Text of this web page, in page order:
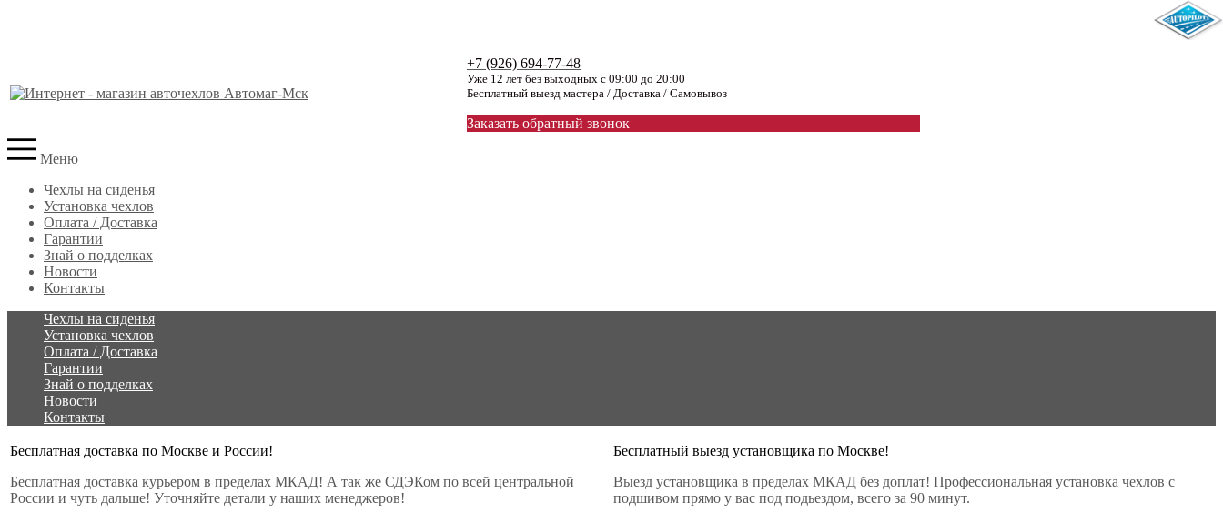
+7 (926) 694-77-48
Уже 12 лет без выходных с 09:00 до 20:00
Бесплатный выезд мастера / Доставка / Самовывоз
Заказать обратный звонок
Меню
Чехлы на сиденья
Установка чехлов
Оплата / Доставка
Гарантии
Знай о подделках
Новости
Контакты
Чехлы на сиденья
Установка чехлов
Оплата / Доставка
Гарантии
Знай о подделках
Новости
Контакты
Бесплатная доставка по Москве и России!
Бесплатная доставка курьером в пределах МКАД! А так же СДЭКом по всей центральной
России и чуть дальше! Уточняйте детали у наших менеджеров!
Бесплатный выезд установщика по Москве!
Выезд установщика в пределах МКАД без доплат! Профессиональная установка чехлов с
подшивом прямо у вас под подьездом, всего за 90 минут.